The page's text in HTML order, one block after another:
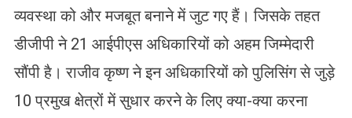
व्यवस्था को और मजबूत बनाने में जुट गए हैं। जिसके तहत
डीजीपी ने 21 आईपीएस अधिकारियों को अहम जिम्मेदारी
सौंपी है। राजीव कृष्ण ने इन अधिकारियों को पुलिसिंग से जुड़े
10 प्रमुख क्षेत्रों में सुधार करने के लिए क्या-क्या करना